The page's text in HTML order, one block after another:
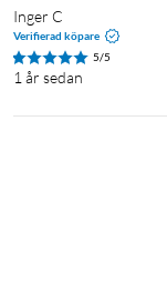
Inger C
Verifierad köpare
5/5
1 år sedan